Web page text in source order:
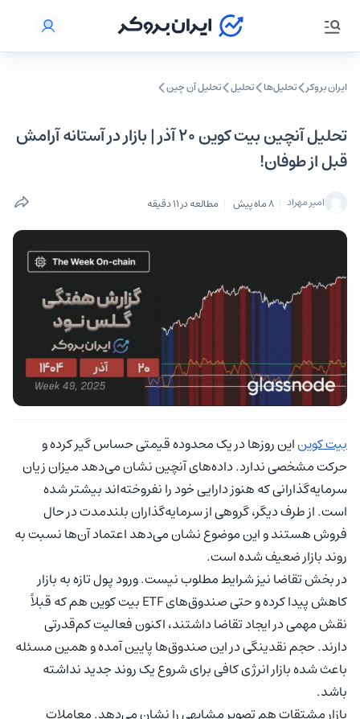
ایران بروکر تحلیل‌ها تحلیل‌ تحلیل آن چین
تحلیل آنچین بیت کوین ۲۰ آذر | بازار در آستانه آرامش
قبل از طوفان!
امیر مهراد 8 ماه پیش مطالعه در 11 دقیقه
بیت کویناین روزها در یک محدوده قیمتی حساس گیر کرده و
حرکت مشخصی ندارد. داده‌های آنچین نشان می‌دهد میزان زیان‌
سرمایه‌گذارانی که هنوز دارایی خود را نفروخته‌اند بیشتر شده
است. از طرف دیگر، گروهی از سرمایه‌گذاران بلندمدت در حال
فروش هستند و این موضوع نشان می‌دهد اعتماد آن‌ها نسبت به
روند بازار ضعیف شده است.
در بخش تقاضا نیز شرایط مطلوب نیست. ورود پول تازه به بازار
کاهش پیدا کرده و حتی صندوق‌های ETF بیت کوین هم که قبلاً
نقش مهمی در ایجاد تقاضا داشتند، اکنون فعالیت کم‌قدرتی
دارند. حجم نقدینگی در این صندوق‌ها پایین آمده و همین مسئله
باعث شده بازار انرژی کافی برای شروع یک روند جدید نداشته
باشد.
بازار مشتقات هم تصویر مشابهی را نشان می‌دهد. معاملات